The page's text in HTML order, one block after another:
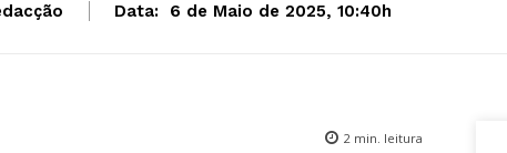
Data: 6 de Maio de 2025, 10:40h
2min. leitura